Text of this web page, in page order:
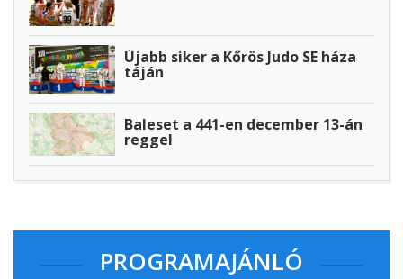
Újabb siker a Kőrös Judo SE háza
táján
Baleset a 441-en december 13-án
reggel
PROGRAMAJÁNLÓ